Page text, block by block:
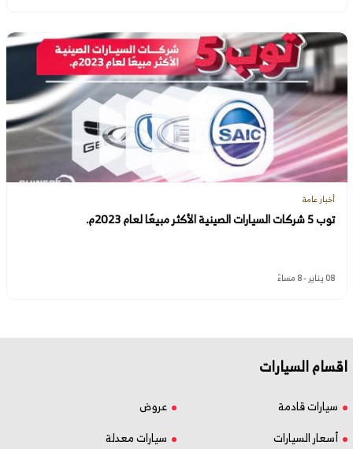
أخبار عامة
توب 5 شركات السيارات الصينية الأكثر مبيعًا لعام 2023م.
08 يناير - 8 مساءً
اقسام السيارات
سيارات قادمة
عروض
أسعار السيارات
سيارات معدلة